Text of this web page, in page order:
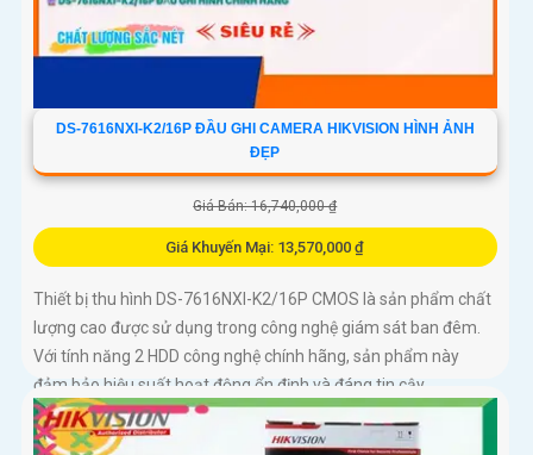
DS-7616NXI-K2/16P ĐẦU GHI CAMERA HIKVISION HÌNH ẢNH
ĐẸP
Giá Bán: 16,740,000 ₫
Giá Khuyến Mại: 13,570,000 ₫
Thiết bị thu hình DS-7616NXI-K2/16P CMOS là sản phẩm chất
lượng cao được sử dụng trong công nghệ giám sát ban đêm.
Với tính năng 2 HDD công nghệ chính hãng, sản phẩm này
đảm bảo hiệu suất hoạt động ổn định và đáng tin cậy